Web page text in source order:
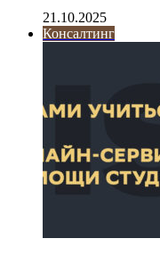
21.10.2025
Консалтинг